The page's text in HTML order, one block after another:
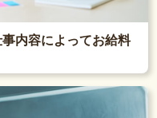
内容によってお給料